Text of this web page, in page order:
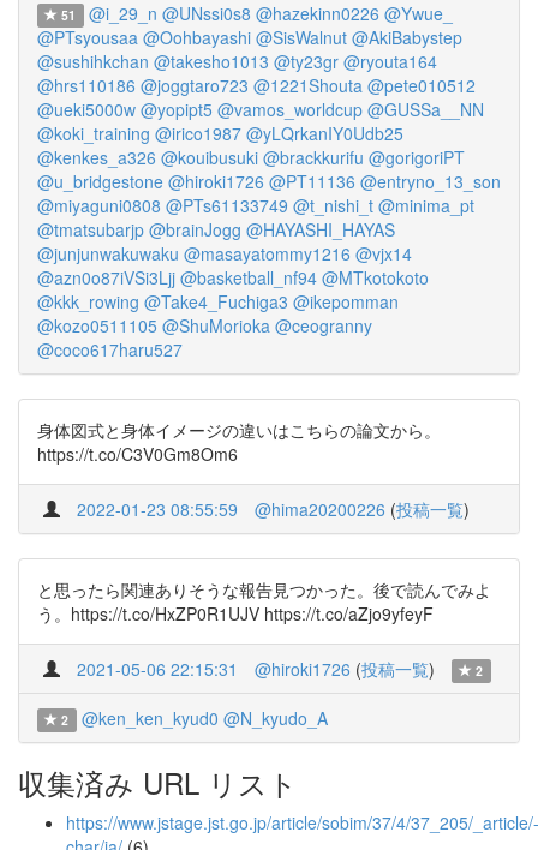
51 @i_29_n @UNssi0s8 @hazekinn0226 @Ywue_
@PTsyousaa @Oohbayashi @SisWalnut @AkiBabystep
@sushihkchan @takesho1013 @ty23gr @ryouta164
@hrs110186 @joggtaro723 @1221Shouta @pete010512
@ueki5000w @yopipt5 @vamos_worldcup @GUSSa__NN
@koki_training @irico1987 @yLQrkanIY0Udb25
@kenkes_a326 @kouibusuki @brackkurifu @gorigoriPT
@u_bridgestone @hiroki1726 @PT11136 @entryno_13_son
@miyaguni0808 @PTs61133749 @t_nishi_t @minima_pt
@tmatsubarjp @brainJogg @HAYASHI_HAYAS
@junjunwakuwaku @masayatommy1216 @vjx14
@azn0o87iVSi3Ljj @basketball_nf94 @MTkotokoto
@kkk_rowing @Take4_Fuchiga3 @ikepomman
@kozo0511105 @ShuMorioka @ceogranny
@coco617haru527
身体図式と身体イメージの違いはこちらの論文から。
https://t.co/C3V0Gm8Om6
2022-01-23 08:55:59 @hima20200226 (投稿一覧)
と思ったら関連ありそうな報告見つかった。後で読んでみよ
う。https://t.co/HxZP0R1UJV https://t.co/aZjo9yfeyF
2021-05-06 22:15:31 @hiroki1726 (投稿一覧) 2
2 @ken_ken_kyud0 @N_kyudo_A
収集済み URL リスト
https://www.jstage.jst.go.jp/article/sobim/37/4/37_205/_article/-